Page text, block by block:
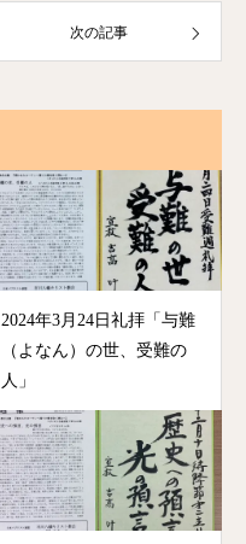
次の記事
2024年3月24日礼拝「与難
（よなん）の世、受難の
人」